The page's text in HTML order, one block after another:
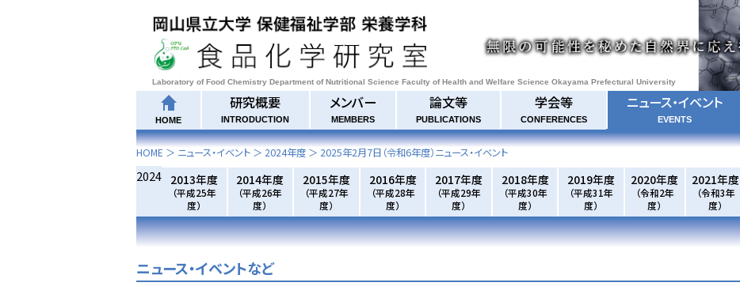
Laboratory of Food Chemistry Department of Nutritional Science Faculty of Health and Welfare Science Okayama Prefectural University
HOME
研究概要
INTRODUCTION
メンバー
MEMBERS
論文等
PUBLICATIONS
学会等
CONFERENCES
ニュース・イベント
EVENTS
HOME ＞ ニュース・イベント ＞ 2024年度 ＞ 2025年2月7日 （令和6年度）ニュース・イベント
2024 2013年度
（平成25年
度）
2014年度
（平成26年
度）
2015年度
（平成27年
度）
2016年度
（平成28年
度）
2017年度
（平成29年
度）
2018年度
（平成30年
度）
2019年度
（平成31年
度）
2020年度
（令和2年
度）
2021年度
（令和3年
度）
ニュース・イベントなど